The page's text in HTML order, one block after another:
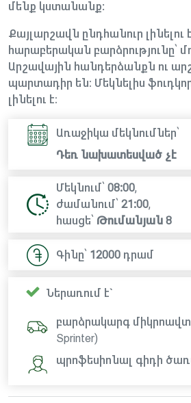
մենք կստանանք:
Քայլարշավն ընդհանուր լինելու
հարաբերական բարձրությունը՝
Արշավային հանդերձանքն ու
պարտադիր են։ Մեկնելիս
լինելու է։
Առաջիկա մեկնումներ՝
Դեռ նախատեսված չէ
Մեկնում՝ 08:00,
ժամանում՝ 21:00,
հասցե՝ Թումանյան 8
Գինը՝ 12000 դրամ
Ներառում է`
բարձրակարգ
Sprinter)
պրոֆեսիոնալ գիդի